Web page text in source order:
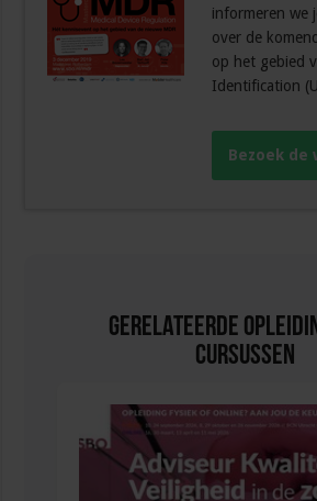
informeren we
over de
op het gebied
Identification
Bezoek de
Gerelateerde
Cursussen